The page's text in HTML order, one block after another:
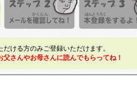
ける方のみご登録いただけます。
さんやお母さんに読んでもらってね！